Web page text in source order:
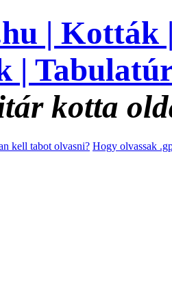
kotta
kell tabot olvasni? Hogy olvassak